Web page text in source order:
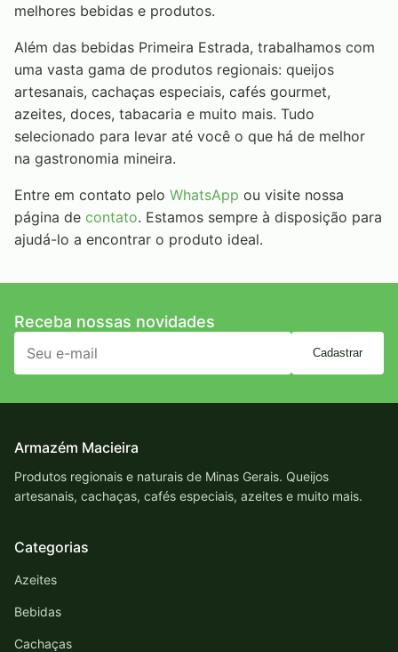
melhores bebidas e produtos.
Além das bebidas Primeira Estrada, trabalhamos com
uma vasta gama de produtos regionais: queijos
artesanais, cachaças especiais, cafés gourmet,
azeites, doces, tabacaria e muito mais. Tudo
selecionado para levar até você o que há de melhor
na gastronomia mineira.
Entre em contato pelo WhatsApp ou visite nossa
página de contato. Estamos sempre à disposição para
ajudá-lo a encontrar o produto ideal.
Receba nossas novidades
Cadastrar
Armazém Macieira
Produtos regionais e naturais de Minas Gerais. Queijos
artesanais, cachaças, cafés especiais, azeites e muito mais.
Categorias
Azeites
Bebidas
Cachaças